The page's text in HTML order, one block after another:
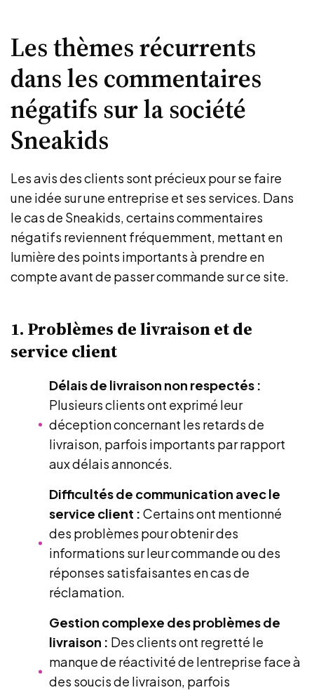
Les thèmes récurrents
dans les commentaires
négatifs sur la société
Sneakids
Les avis des clients sont précieux pour se faire
une idée sur une entreprise et ses services. Dans
le cas de Sneakids, certains commentaires
négatifs reviennent fréquemment, mettant en
lumière des points importants à prendre en
compte avant de passer commande sur ce site.
1. Problèmes de livraison et de
service client
Délais de livraison non respectés :
Plusieurs clients ont exprimé leur
déception concernant les retards de
livraison, parfois importants par rapport
aux délais annoncés.
Difficultés de communication avec le
service client : Certains ont mentionné
des problèmes pour obtenir des
informations sur leur commande ou des
réponses satisfaisantes en cas de
réclamation.
Gestion complexe des problèmes de
livraison : Des clients ont regretté le
manque de réactivité de lentreprise face à
des soucis de livraison, parfois